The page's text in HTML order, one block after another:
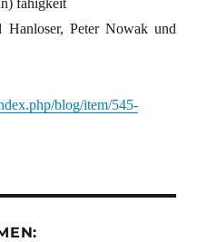
Hanloser, Peter Nowak und
blog/item/545-